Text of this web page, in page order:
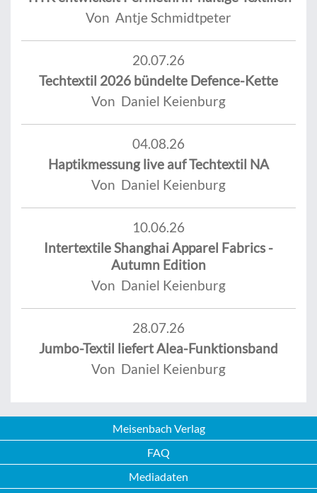
Von Antje Schmidtpeter
20.07.26
Techtextil 2026 bündelte Defence-Kette
Von Daniel Keienburg
04.08.26
Haptikmessung live auf Techtextil NA
Von Daniel Keienburg
10.06.26
Intertextile Shanghai Apparel Fabrics -
Autumn Edition
Von Daniel Keienburg
28.07.26
Jumbo-Textil liefert Alea-Funktionsband
Von Daniel Keienburg
Meisenbach Verlag
FAQ
Mediadaten